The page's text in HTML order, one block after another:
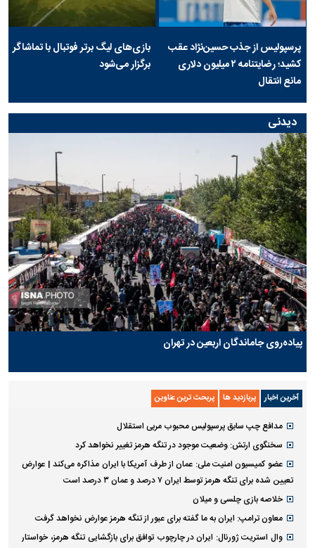
پرسپولیس از جذب حسین‌نژاد عقب
کشید؛ رضایتنامه ۲ میلیون دلاری
مانع انتقال
بازی‌های لیگ برتر فوتبال با تماشاگر
برگزار می‌شود
دیدنی
پیاده‌روی جاماندگان اربعین در تهران
آخرین اخبار پربازدید ها پربحث ترین عناوین
مدافع چپ سابق پرسپولیس محبوب مربی استقلال
سخنگوی ارتش: وضعیت موجود در تنگه هرمز تغییر نخواهد کرد
عضو کمیسیون امنیت ملی: عمان از طرف آمریکا با ایران مذاکره می‌کند‌ | عوارض
تعیین شده برای تنگه هرمز توسط ایران ۷ درصد و عمان ۳ درصد است
خلاصه بازی چلسی و میلان
معاون ترامپ: ایران به ما گفته برای عبور از تنگه هرمز عوارض نخواهد گرفت
وال استریت ژورنال: ایران در چارچوب توافق برای بازگشایی تنگه هرمز، خواستار